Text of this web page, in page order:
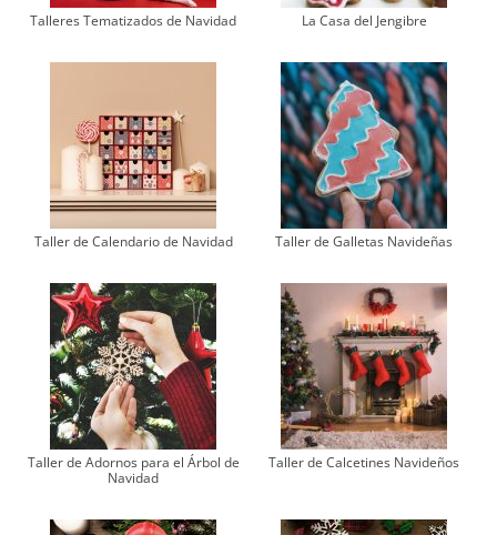
Talleres Tematizados de Navidad La Casa del Jengibre
Taller de Calendario de Navidad Taller de Galletas Navideñas
Taller de Adornos para el Árbol de
Navidad
Taller de Calcetines Navideños